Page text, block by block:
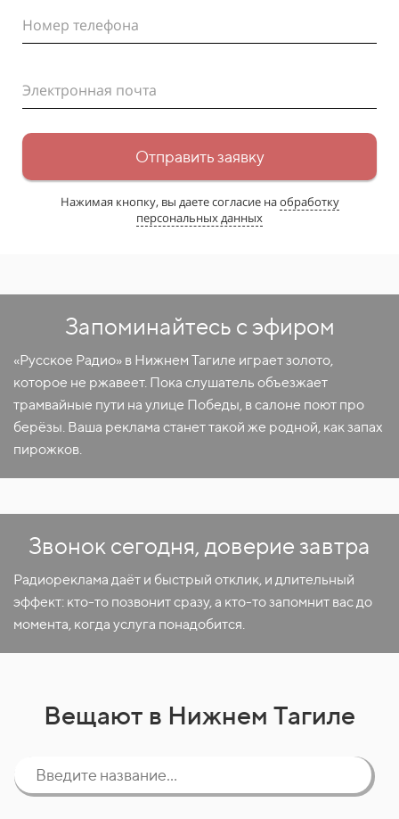
Номер телефона
Электронная почта
Отправить заявку
Нажимая кнопку, вы даете согласие наобработку
персональных данных
Запоминайтесь с эфиром
«Русское Радио» в Нижнем Тагиле играет золото,
которое не ржавеет. Пока слушатель объезжает
трамвайные пути на улице Победы, в салоне поют про
берёзы. Ваша реклама станет такой же родной, как запах
пирожков.
Звонок сегодня, доверие завтра
Радиореклама даёт и быстрый отклик, и длительный
эффект: кто-то позвонит сразу, а кто-то запомнит вас до
момента, когда услуга понадобится.
Вещают в Нижнем Тагиле